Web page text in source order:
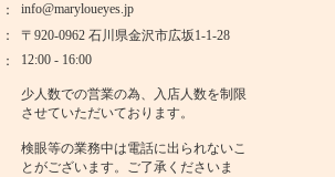
info@maryloueyes.jp
〒920-0962 石川県金沢市広坂1-1-28
12:00 - 16:00
少人数での営業の為、入店人数を制限
させていただいております。
検眼等の業務中は電話に出られないこ
とがございます。ご了承くださいま